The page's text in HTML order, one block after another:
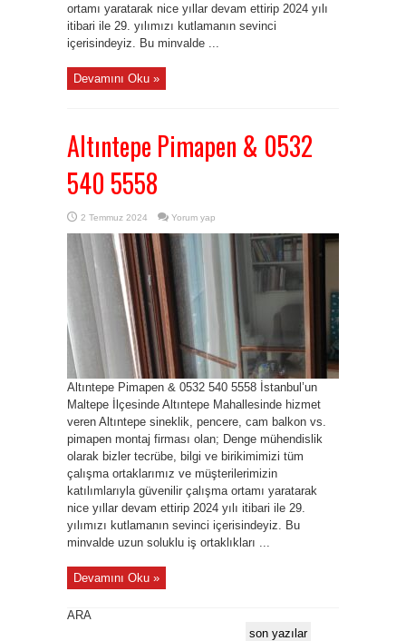
ortamı yaratarak nice yıllar devam ettirip 2024 yılı
itibari ile 29. yılımızı kutlamanın sevinci
içerisindeyiz. Bu minvalde ...
Devamını Oku »
Altıntepe Pimapen & 0532
540 5558
2 Temmuz 2024 Yorum yap
Altıntepe Pimapen & 0532 540 5558 İstanbul’un
Maltepe İlçesinde Altıntepe Mahallesinde hizmet
veren Altıntepe sineklik, pencere, cam balkon vs.
pimapen montaj firması olan; Denge mühendislik
olarak bizler tecrübe, bilgi ve birikimimizi tüm
çalışma ortaklarımız ve müşterilerimizin
katılımlarıyla güvenilir çalışma ortamı yaratarak
nice yıllar devam ettirip 2024 yılı itibari ile 29.
yılımızı kutlamanın sevinci içerisindeyiz. Bu
minvalde uzun soluklu iş ortaklıkları ...
Devamını Oku »
ARA
son yazılar